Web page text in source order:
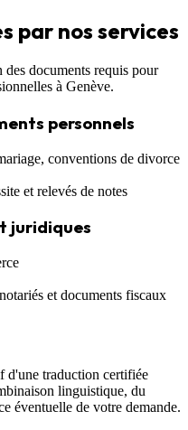
par nos services
documents requis pour
à Genève.
personnels
conventions de divorce
et relevés de notes
juridiques
et documents fiscaux
d'une traduction certifiée
linguistique, du
éventuelle de votre demande.